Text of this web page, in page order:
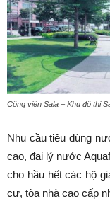
Công viên Sala – Khu đô thị
Nhu cầu tiêu dùng
cao, đại lý nước
cho hầu hết các hộ
cư, tòa nhà cao cấp